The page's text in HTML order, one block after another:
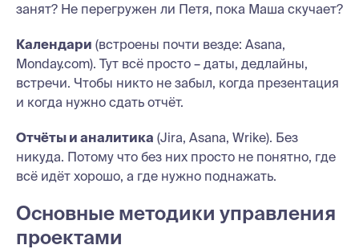
занят? Не перегружен ли Петя, пока Маша скучает?
Календари (встроены почти везде: Asana,
Monday.com). Тут всё просто – даты, дедлайны,
встречи. Чтобы никто не забыл, когда презентация
и когда нужно сдать отчёт.
Отчёты и аналитика (Jira, Asana, Wrike). Без
никуда. Потому что без них просто не понятно, где
всё идёт хорошо, а где нужно поднажать.
Основные методики управления
проектами